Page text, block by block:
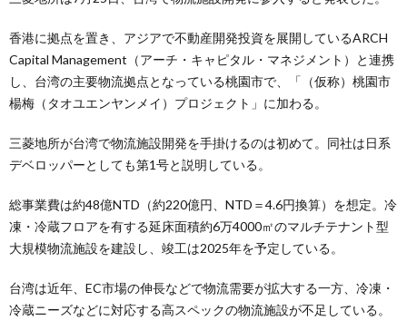
香港に拠点を置き、アジアで不動産開発投資を展開しているARCH
Capital Management（アーチ・キャピタル・マネジメント）と連携
し、台湾の主要物流拠点となっている桃園市で、「（仮称）桃園市
楊梅（タオユエンヤンメイ）プロジェクト」に加わる。
三菱地所が台湾で物流施設開発を手掛けるのは初めて。同社は日系
デベロッパーとしても第1号と説明している。
総事業費は約48億NTD（約220億円、NTD＝4.6円換算）を想定。冷
凍・冷蔵フロアを有する延床面積約6万4000㎡のマルチテナント型
大規模物流施設を建設し、竣工は2025年を予定している。
台湾は近年、EC市場の伸長などで物流需要が拡大する一方、冷凍・
冷蔵ニーズなどに対応する高スペックの物流施設が不足している。